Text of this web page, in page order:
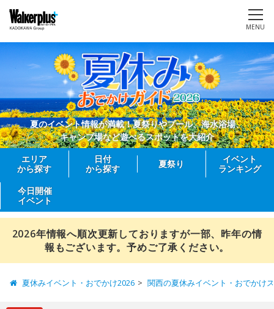
MENU
夏のイベント情報が満載！夏祭りやプール、海水浴場、
キャンプ場など遊べるスポットを大紹介
エリア
から探す
日付
から探す
夏祭り
イベント
ランキング
今日開催
イベント
2026年情報へ順次更新しておりますが一部、昨年の情
報もございます。予めご了承ください。
夏休みイベント・おでかけ2026 関西の夏休みイベント・おでかけ